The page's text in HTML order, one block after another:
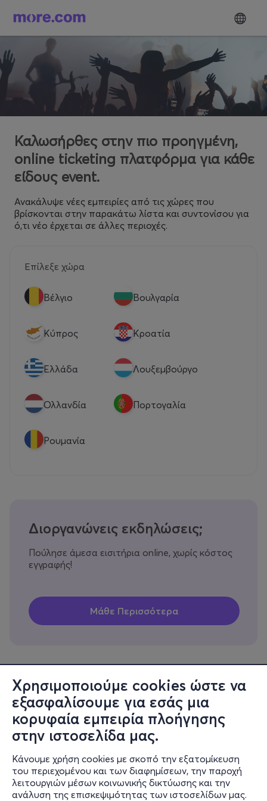
Χρησιμοποιούμε cookies ώστε να
εξασφαλίσουμε για εσάς μια
κορυφαία εμπειρία πλοήγησης
στην ιστοσελίδα μας.
Κάνουμε χρήση cookies με σκοπό την εξατομίκευση
του περιεχομένου και των διαφημίσεων, την παροχή
λειτουργιών μέσων κοινωνικής δικτύωσης και την
ανάλυση της επισκεψιμότητας των ιστοσελίδων μας.
Καλωσήρθες στην πιο προηγμένη,
online ticketing πλατφόρμα για κάθε
είδους event.
Ανακάλυψε νέες εμπειρίες από τις χώρες που
βρίσκονται στην παρακάτω λίστα και συντονίσου για
ό,τι νέο έρχεται σε άλλες περιοχές.
Επίλεξε χώρα
Βέλγιο Βουλγαρία
Κύπρος Κροατία
Eλλάδα Λουξεμβούργο
Ολλανδία Πορτογαλία
Ρουμανία
Διοργανώνεις εκδηλώσεις;
Πούλησε άμεσα εισιτήρια online, χωρίς κόστος
εγγραφής!
Πληροφορίες
Υποστήριξη
Stay Connected